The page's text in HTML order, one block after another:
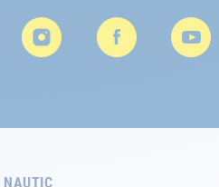
NAUTIC